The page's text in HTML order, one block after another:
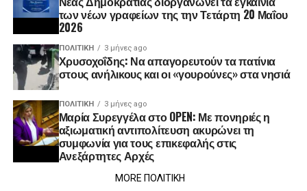
των νέων γραφείων της την Τετάρτη 20 Μαΐου
2026
ΠΟΛΙΤΙΚΉ 3 μήνες ago
Χρυσοχοΐδης: Να απαγορευτούν τα πατίνια
στους ανήλικους και οι «γουρούνες» στα νησιά
ΠΟΛΙΤΙΚΉ 3 μήνες ago
Μαρία Συρεγγέλα στο OPEN: Με πονηριές η
αξιωματική αντιπολίτευση ακυρώνει τη
συμφωνία για τους επικεφαλής στις
Ανεξάρτητες Αρχές
MORE ΠΟΛΙΤΙΚΗ